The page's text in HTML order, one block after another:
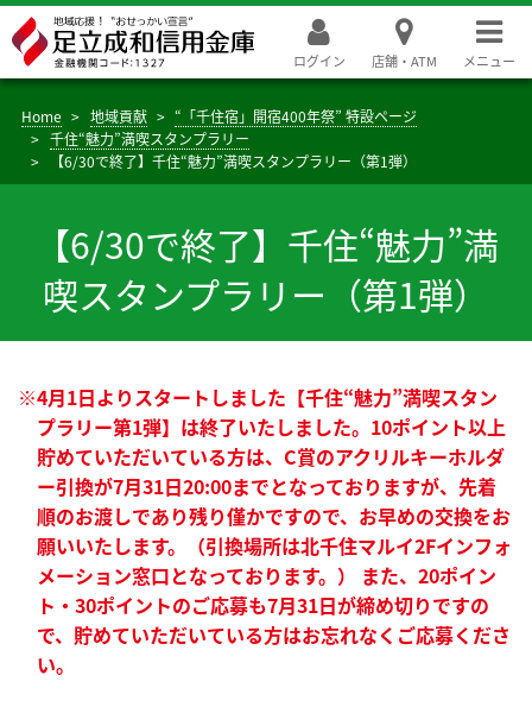
ログイン 店舗・ATM メニュー
Home 地域貢献
“「千住宿」開宿400年祭” 特設ページ
千住“魅力”満喫スタンプラリー
【6/30で終了】千住“魅力”満喫スタンプラリー（第1弾）
【6/30で終了】千住“魅力”満
喫スタンプラリー（第1弾）
※4月1日よりスタートしました【千住“魅力”満喫スタン
プラリー第1弾】は終了いたしました。10ポイント以上
貯めていただいている方は、C賞のアクリルキーホルダ
ー引換が7月31日20:00までとなっておりますが、先着
順のお渡しであり残り僅かですので、お早めの交換をお
願いいたします。（引換場所は北千住マルイ2Fインフォ
メーション窓口となっております。） また、20ポイン
ト・30ポイントのご応募も7月31日が締め切りですの
で、貯めていただいている方はお忘れなくご応募くださ
い。